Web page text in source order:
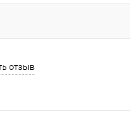
отзыв